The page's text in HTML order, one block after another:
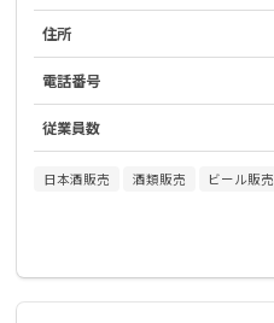
住所
電話番号
従業員数
日本酒販売 酒類販売 ビール販売